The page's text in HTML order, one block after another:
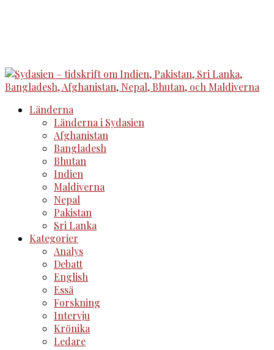
Länderna
Länderna i Sydasien
Afghanistan
Bangladesh
Bhutan
Indien
Maldiverna
Nepal
Pakistan
Sri Lanka
Kategorier
Analys
Debatt
English
Essä
Forskning
Intervju
Krönika
Ledare